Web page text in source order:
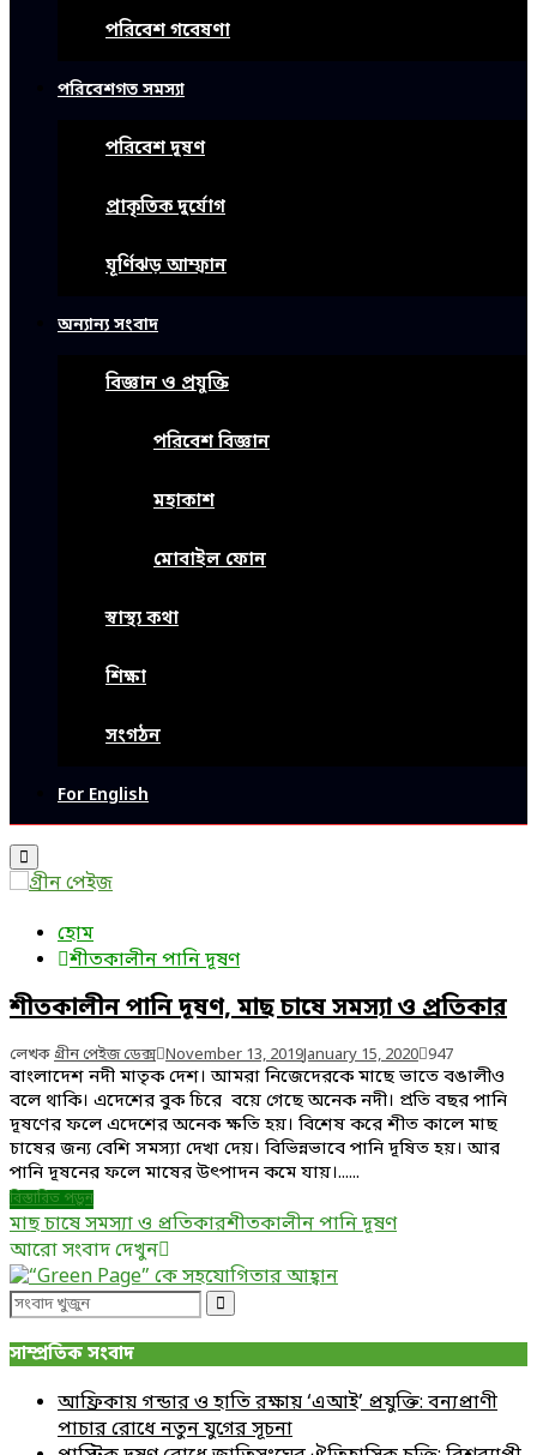
পরিবেশ গবেষণা
পরিবেশগত সমস্যা
পরিবেশ দূষণ
প্রাকৃতিক দুর্যোগ
ঘূর্ণিঝড় আম্ফান
অন্যান্য সংবাদ
বিজ্ঞান ও প্রযুক্তি
পরিবেশ বিজ্ঞান
মহাকাশ
মোবাইল ফোন
স্বাস্থ্য কথা
শিক্ষা
সংগঠন
For English
Primary
Menu
হোম
শীতকালীন পানি দূষণ
শীতকালীন পানি দূষণ, মাছ চাষে সমস্যা ও প্রতিকার
লেখক গ্রীন পেইজ ডেক্স November 13, 2019January 15, 2020 947
বাংলাদেশ নদী মাতৃক দেশ। আমরা নিজেদেরকে মাছে ভাতে বঙালীও
বলে থাকি। এদেশের বুক চিরে বয়ে গেছে অনেক নদী। প্রতি বছর পানি
দূষণের ফলে এদেশের অনেক ক্ষতি হয়। বিশেষ করে শীত কালে মাছ
চাষের জন্য বেশি সমস্যা দেখা দেয়। বিভিন্নভাবে পানি দূষিত হয়। আর
পানি দূষনের ফলে মাষের উৎপাদন কমে যায়।......
বিস্তারিত পড়ুন
মাছ চাষে সমস্যা ও প্রতিকারশীতকালীন পানি দূষণ
আরো সংবাদ দেখুন
Search
Search
সাম্প্রতিক সংবাদ
আফ্রিকায় গন্ডার ও হাতি রক্ষায় ‘এআই’ প্রযুক্তি: বন্যপ্রাণী
পাচার রোধে নতুন যুগের সূচনা